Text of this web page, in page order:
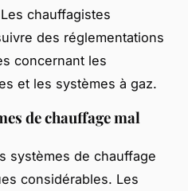
chauffagistes
des réglementations
concernant les
et les systèmes à gaz.
de chauffage mal
systèmes de chauffage
considérables. Les